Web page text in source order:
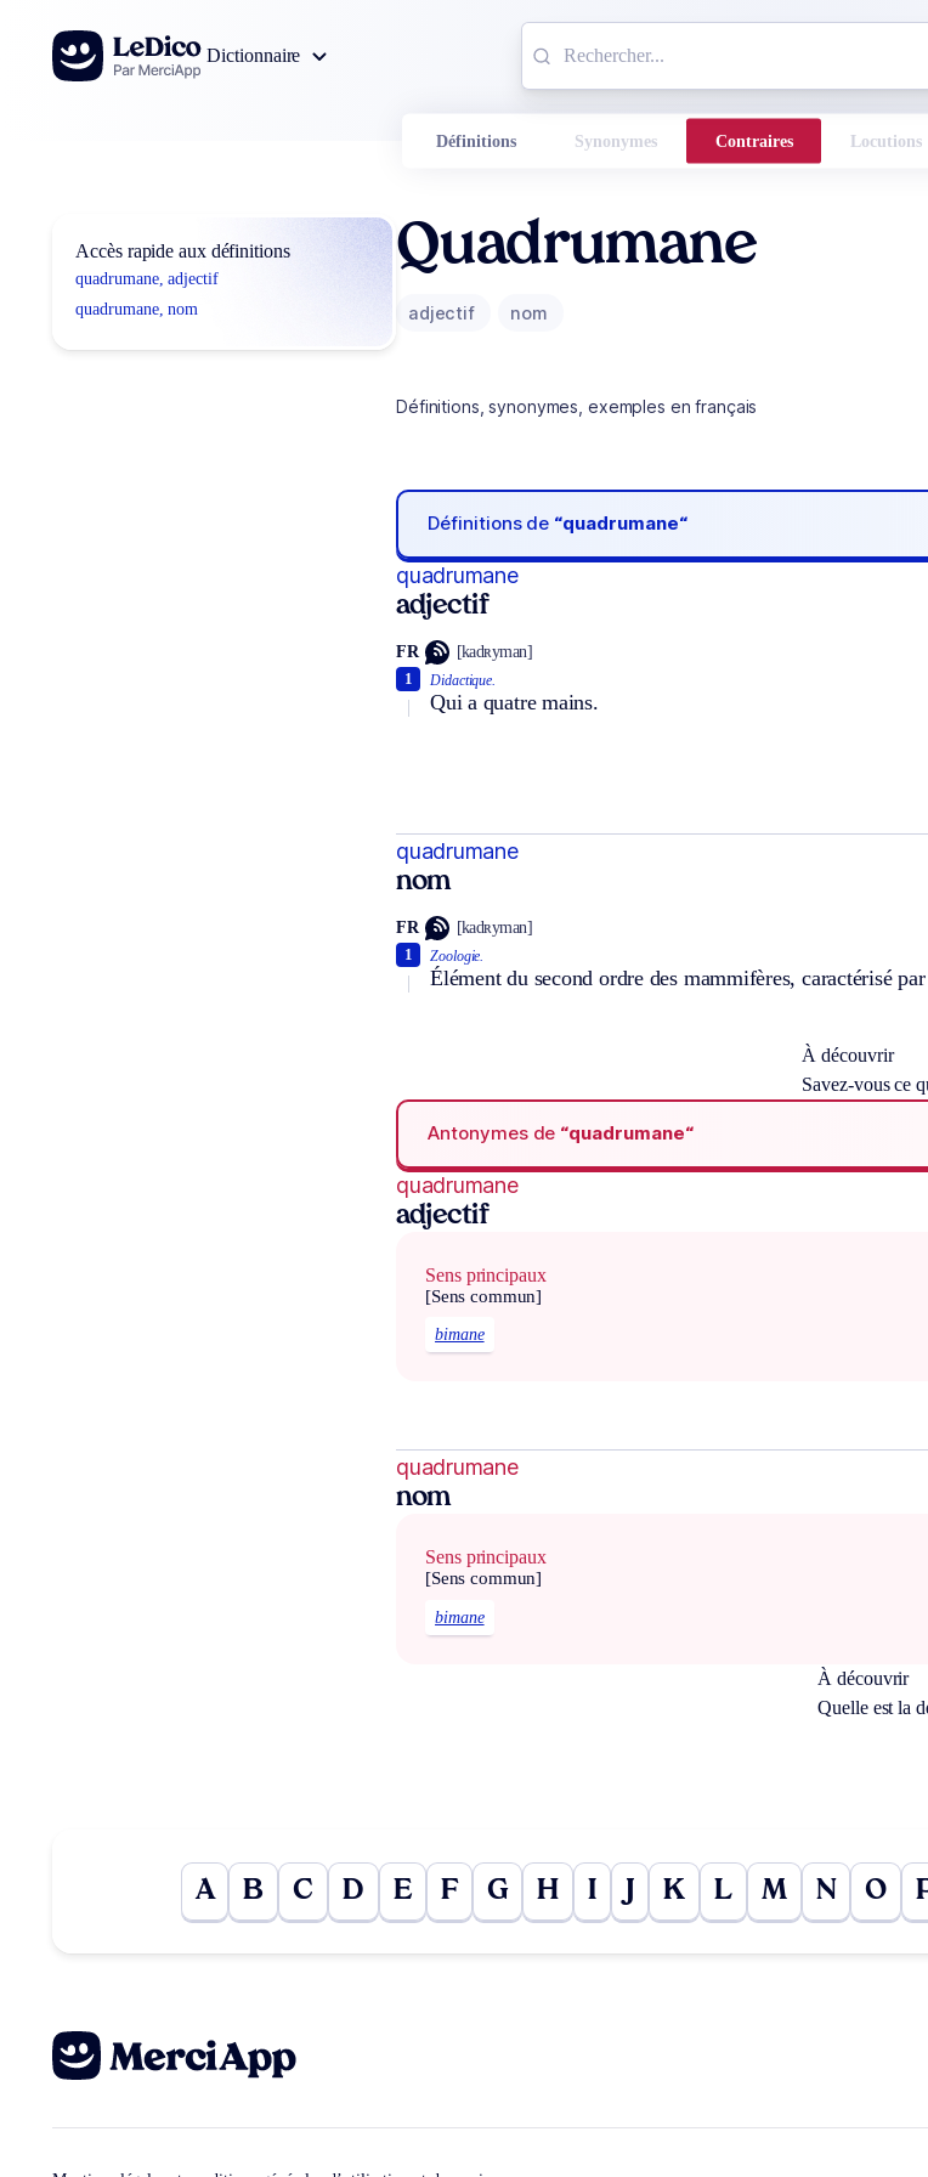
Aller au contenu
Dictionnaire
Définitions Synonymes Contraires Locutions
Accès rapide aux définitions
quadrumane, adjectif
quadrumane, nom
Quadrumane
adjectif nom
Définitions, synonymes, exemples en français
Définitions de “quadrumane“
quadrumane
adjectif
FR [kadʀyman]
Didactique.
Qui a quatre mains.
1
quadrumane
nom
FR [kadʀyman]
Zoologie.
Élément du second ordre des mammifères, caractérisé
1
À découvrir
Savez-vous ce
Antonymes de “quadrumane“
quadrumane
adjectif
Sens principaux
[Sens commun]
bimane
quadrumane
nom
Sens principaux
[Sens commun]
bimane
À découvrir
Quelle est la
A B C D E F G H I J K L M N O